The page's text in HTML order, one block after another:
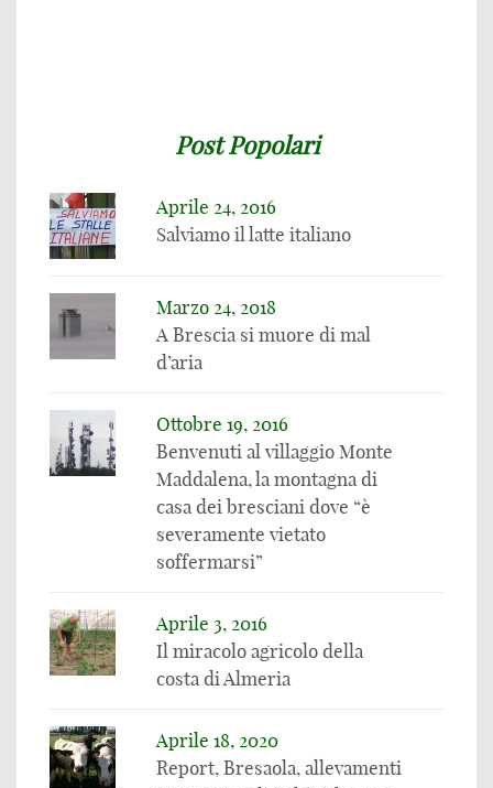
Post Popolari
Aprile 24, 2016
Salviamo il latte italiano
Marzo 24, 2018
A Brescia si muore di mal
d’aria
Ottobre 19, 2016
Benvenuti al villaggio Monte
Maddalena, la montagna di
casa dei bresciani dove “è
severamente vietato
soffermarsi”
Aprile 3, 2016
Il miracolo agricolo della
costa di Almeria
Aprile 18, 2020
Report, Bresaola, allevamenti